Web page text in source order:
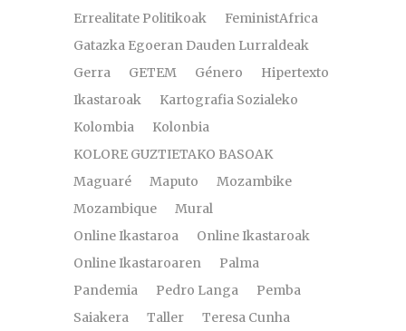
Errealitate Politikoak
FeministAfrica
Gatazka Egoeran Dauden Lurraldeak
Gerra
GETEM Género
Hipertexto
Ikastaroak
Kartografia Sozialeko
Kolombia
Kolonbia
KOLORE GUZTIETAKO BASOAK
Maguaré
Maputo
Mozambike
Mozambique
Mural
Online Ikastaroa
Online Ikastaroak
Online Ikastaroaren
Palma
Pandemia
Pedro Langa
Pemba
Saiakera
Taller
Teresa Cunha